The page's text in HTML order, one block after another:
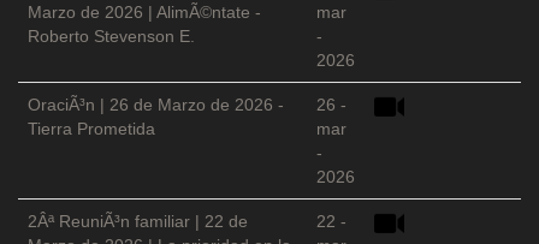
Marzo de 2026 | AlimÃ©ntate -
Roberto Stevenson E.
mar
-
2026
OraciÃ³n | 26 de Marzo de 2026 -
Tierra Prometida
26 -
mar
-
2026
2Âª ReuniÃ³n familiar | 22 de
22 -